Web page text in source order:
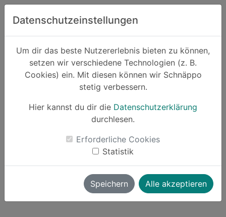
Zum Hauptinhalt springen
Datenschutzeinstellungen
Um dir das beste Nutzererlebnis bieten zu können,
setzen wir verschiedene Technologien (z. B.
Cookies) ein. Mit diesen können wir Schnäppo
stetig verbessern.
Hier kannst du dir die Datenschutzerklärung
durchlesen.
Erforderliche Cookies
Statistik
Speichern Alle akzeptieren
Suchen
Anbieter OTTO
Schnäppchen von OTTO
982 Angebote
Direkt zum Anbieterlaunch